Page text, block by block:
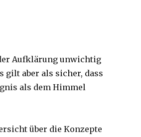
Aufklärung unwichtig
gilt aber als sicher, dass
als dem Himmel
über die Konzepte